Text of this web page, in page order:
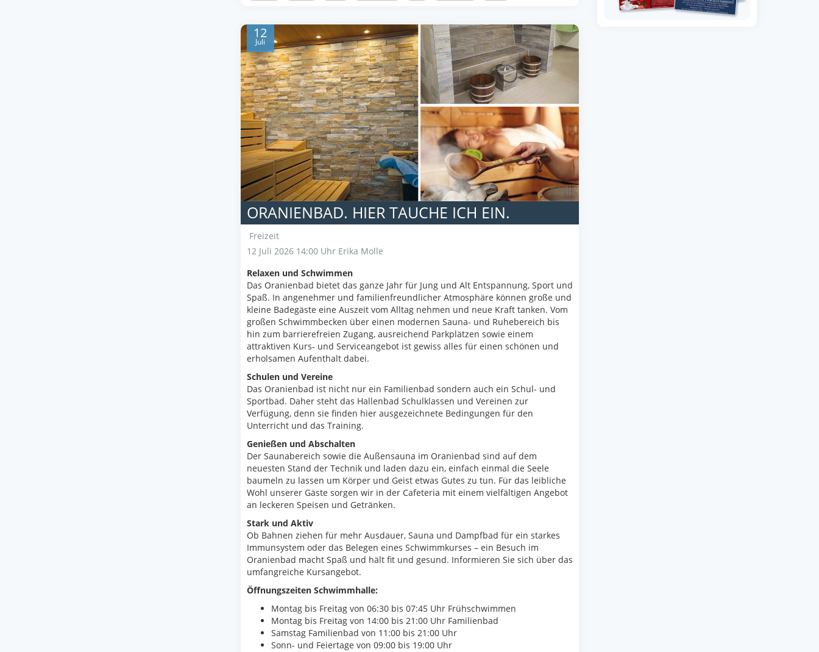
12
Juli
ORANIENBAD. HIER TAUCHE ICH EIN.
Freizeit
12 Juli 2026 14:00 Uhr Erika Molle
Relaxen und Schwimmen
Das Oranienbad bietet das ganze Jahr für Jung und Alt Entspannung, Sport und
Spaß. In angenehmer und familienfreundlicher Atmosphäre können große und
kleine Badegäste eine Auszeit vom Alltag nehmen und neue Kraft tanken. Vom
großen Schwimmbecken über einen modernen Sauna- und Ruhebereich bis
hin zum barrierefreien Zugang, ausreichend Parkplätzen sowie einem
attraktiven Kurs- und Serviceangebot ist gewiss alles für einen schönen und
erholsamen Aufenthalt dabei.
Schulen und Vereine
Das Oranienbad ist nicht nur ein Familienbad sondern auch ein Schul- und
Sportbad. Daher steht das Hallenbad Schulklassen und Vereinen zur
Verfügung, denn sie finden hier ausgezeichnete Bedingungen für den
Unterricht und das Training.
Genießen und Abschalten
Der Saunabereich sowie die Außensauna im Oranienbad sind auf dem
neuesten Stand der Technik und laden dazu ein, einfach einmal die Seele
baumeln zu lassen um Körper und Geist etwas Gutes zu tun. Für das leibliche
Wohl unserer Gäste sorgen wir in der Cafeteria mit einem vielfältigen Angebot
an leckeren Speisen und Getränken.
Stark und Aktiv
Ob Bahnen ziehen für mehr Ausdauer, Sauna und Dampfbad für ein starkes
Immunsystem oder das Belegen eines Schwimmkurses – ein Besuch im
Oranienbad macht Spaß und hält fit und gesund. Informieren Sie sich über das
umfangreiche Kursangebot.
Öffnungszeiten Schwimmhalle:
Montag bis Freitag von 06:30 bis 07:45 Uhr Frühschwimmen
Montag bis Freitag von 14:00 bis 21:00 Uhr Familienbad
Samstag Familienbad von 11:00 bis 21:00 Uhr
Sonn- und Feiertage von 09:00 bis 19:00 Uhr